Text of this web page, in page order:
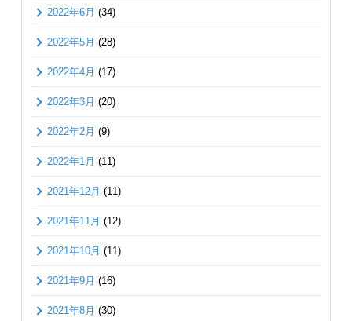
2022年6月 (34)
2022年5月 (28)
2022年4月 (17)
2022年3月 (20)
2022年2月 (9)
2022年1月 (11)
2021年12月 (11)
2021年11月 (12)
2021年10月 (11)
2021年9月 (16)
2021年8月 (30)